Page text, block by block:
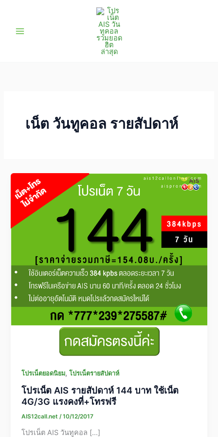
content
เน็ต วันทูคอล รายสัปดาห์
โปรเน็ตยอดนิยม,โปรเน็ตรายสัปดาห์
โปรเน็ต AIS รายสัปดาห์ 144 บาท ใช้เน็ต
4G/3G แรงคงที่+โทรฟรี
AIS12call.net/10/12/2017
โปรเน็ต AIS วันทูคอล […]